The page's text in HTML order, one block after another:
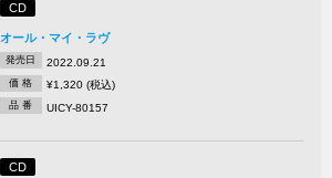
CD
オール・マイ・ラヴ
発売日 2022.09.21
価 格 ¥1,320 (税込)
品 番 UICY-80157
CD